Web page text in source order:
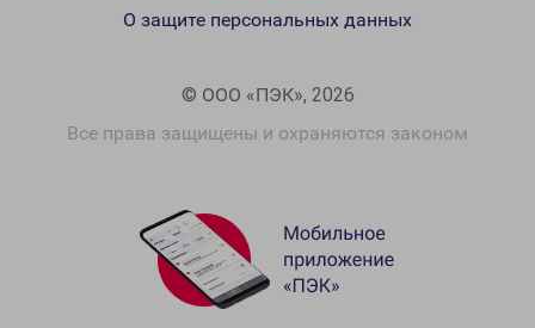
© ООО «ПЭК», 2026
Все права защищены и охраняются законом
О защите персональных данных